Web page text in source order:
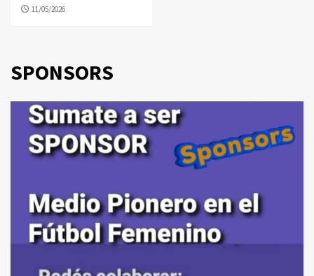
11/05/2026
SPONSORS